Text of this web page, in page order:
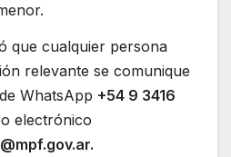
que cualquier persona
relevante se comunique
WhatsApp +54 9 3416
electrónico